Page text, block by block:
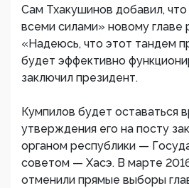
Сам Тхакушинов добавил,
всеми силами» новому главе
«Надеюсь, что этот тандем
будет эффективно
заключил президент.
Кумпилов будет оставаться
утверждения его на посту
органом республики —
советом — Хасэ. В марте
отменили прямые выборы